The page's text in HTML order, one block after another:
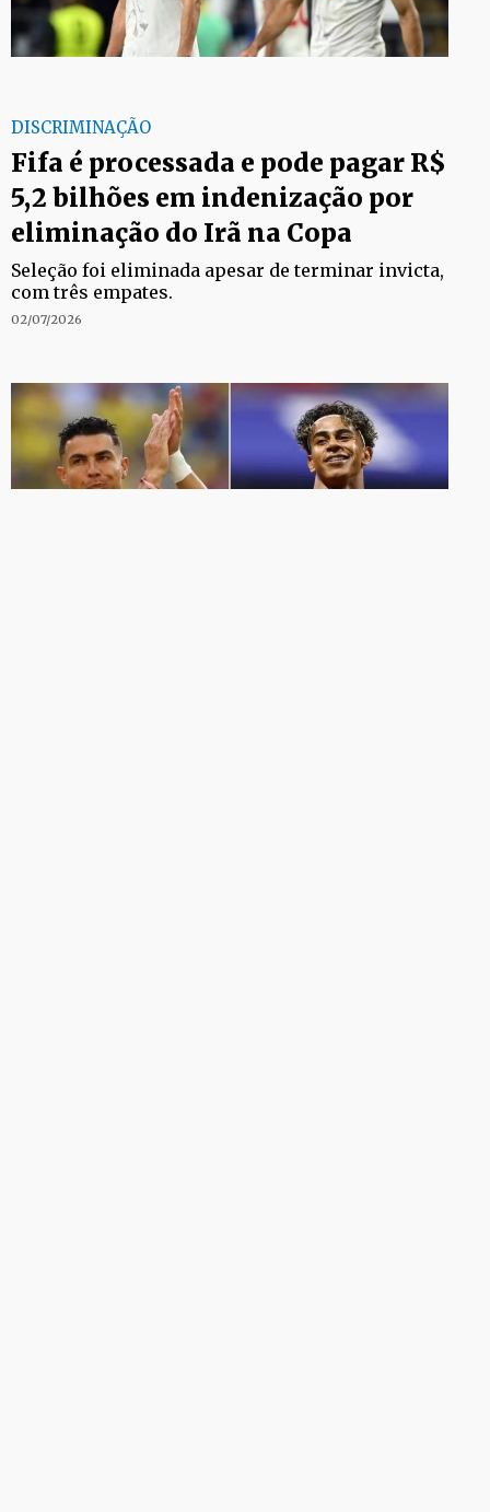
DISCRIMINAÇÃO
Fifa é processada e pode pagar R$
5,2 bilhões em indenização por
eliminação do Irã na Copa
Seleção foi eliminada apesar de terminar invicta,
com três empates.
02/07/2026